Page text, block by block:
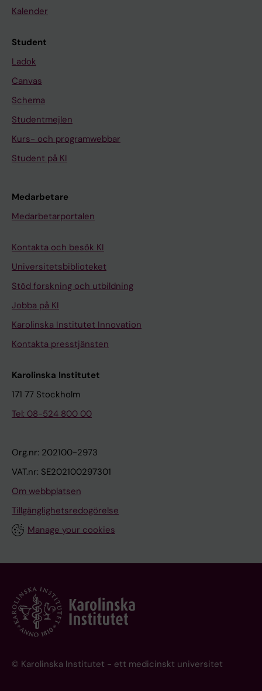
Kalender
Student
Ladok
Canvas
Schema
Studentmejlen
Kurs- och programwebbar
Student på KI
Medarbetare
Medarbetarportalen
Kontakta och besök KI
Universitetsbiblioteket
Stöd forskning och utbildning
Jobba på KI
Karolinska Institutet Innovation
Kontakta presstjänsten
Karolinska Institutet
171 77 Stockholm
Tel: 08-524 800 00
Org.nr: 202100-2973
VAT.nr: SE202100297301
Om webbplatsen
Tillgänglighetsredogörelse
Manage your cookies
© Karolinska Institutet - ett medicinskt universitet